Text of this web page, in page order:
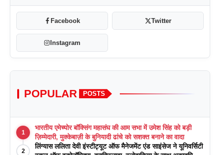
Facebook Twitter
Instagram
POPULAR POSTS
1
भारतीय एमेच्योर बॉक्सिंग महासंघ की आम सभा में उमेश सिंह को बड़ी
ज़िम्मेदारी, मुक्केबाज़ी के बुनियादी ढांचे को सशक्त बनाने का वादा
2
लिंग्यास ललिता देवी इंस्टीट्यूट ऑफ मैनेजमेंट एंड साइंसेज ने यूनिवर्सिटी